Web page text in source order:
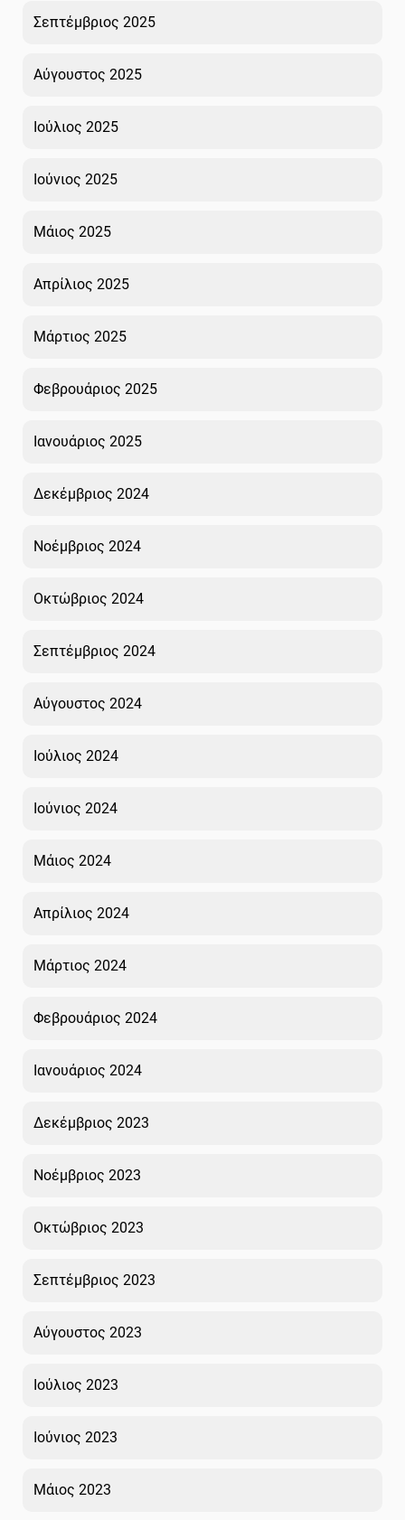
Σεπτέμβριος 2025
Αύγουστος 2025
Ιούλιος 2025
Ιούνιος 2025
Μάιος 2025
Απρίλιος 2025
Μάρτιος 2025
Φεβρουάριος 2025
Ιανουάριος 2025
Δεκέμβριος 2024
Νοέμβριος 2024
Οκτώβριος 2024
Σεπτέμβριος 2024
Αύγουστος 2024
Ιούλιος 2024
Ιούνιος 2024
Μάιος 2024
Απρίλιος 2024
Μάρτιος 2024
Φεβρουάριος 2024
Ιανουάριος 2024
Δεκέμβριος 2023
Νοέμβριος 2023
Οκτώβριος 2023
Σεπτέμβριος 2023
Αύγουστος 2023
Ιούλιος 2023
Ιούνιος 2023
Μάιος 2023